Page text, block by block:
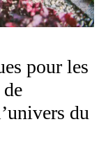
pour les
du